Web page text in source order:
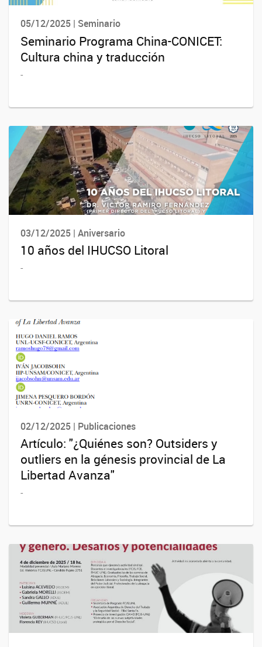
05/12/2025 | Seminario
Seminario Programa China-CONICET:
Cultura china y traducción
-
03/12/2025 | Aniversario
10 años del IHUCSO Litoral
-
02/12/2025 | Publicaciones
Artículo: "¿Quiénes son? Outsiders y
outliers en la génesis provincial de La
Libertad Avanza"
-